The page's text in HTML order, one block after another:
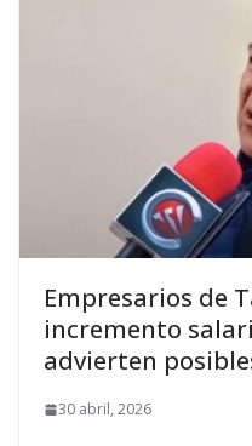
Empresarios de
incremento
advierten
30 abril, 2026